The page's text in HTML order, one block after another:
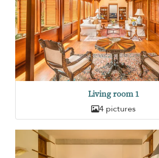
Living room 1
4 pictures